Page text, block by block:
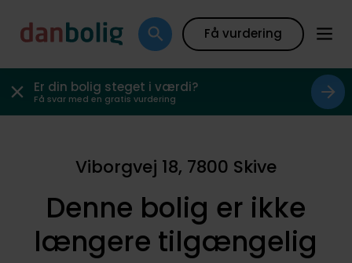
Få vurdering
Er din bolig steget i værdi?
Få svar med en gratis vurdering
Viborgvej 18, 7800 Skive
Denne bolig er ikke
længere tilgængelig